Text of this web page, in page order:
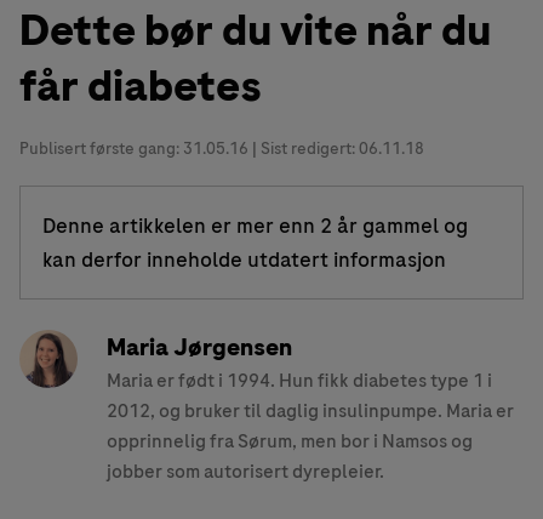
Dette bør du vite når du
får diabetes
Publisert første gang: 31.05.16 | Sist redigert: 06.11.18
Denne artikkelen er mer enn 2 år gammel og
kan derfor inneholde utdatert informasjon
Maria Jørgensen
Maria er født i 1994. Hun fikk diabetes type 1 i
2012, og bruker til daglig insulinpumpe. Maria er
opprinnelig fra Sørum, men bor i Namsos og
jobber som autorisert dyrepleier.